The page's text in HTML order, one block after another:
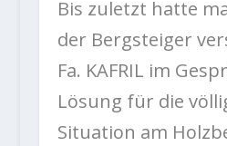
Bis zuletzt hatte
der Bergsteiger
Fa. KAFRIL im
Lösung für die
Situation am